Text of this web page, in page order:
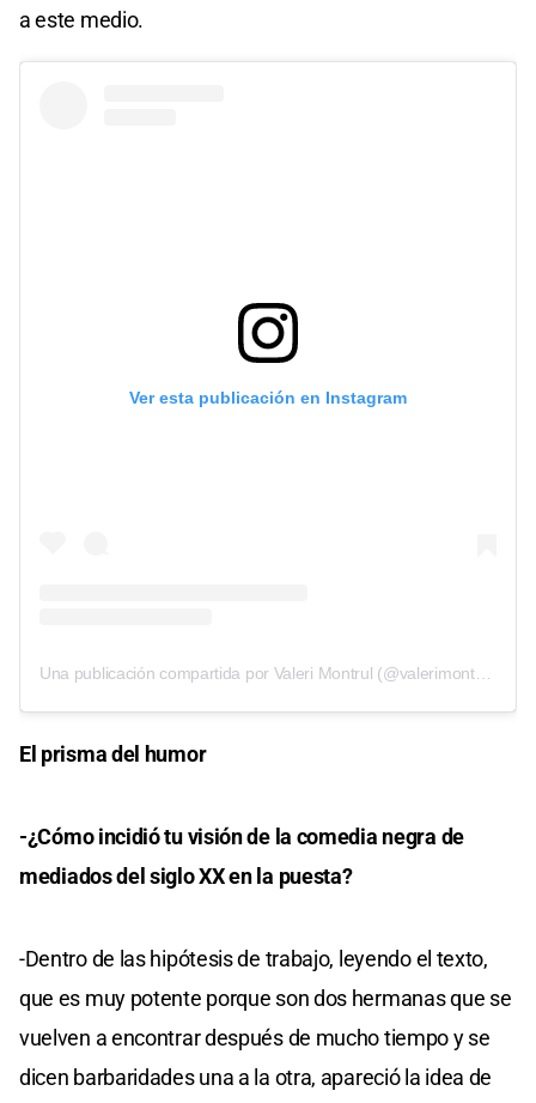
a este medio.
Ver esta publicación en Instagram
Una publicación compartida por Valeri Montrul (@valerimontrulmultiespacio)
El prisma del humor
-¿Cómo incidió tu visión de la comedia negra de
mediados del siglo XX en la puesta?
-Dentro de las hipótesis de trabajo, leyendo el texto,
que es muy potente porque son dos hermanas que se
vuelven a encontrar después de mucho tiempo y se
dicen barbaridades una a la otra, apareció la idea de